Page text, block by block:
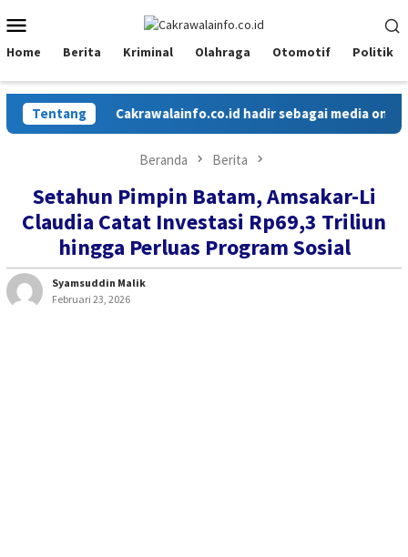
ke
kontenMobile
Home Berita Kriminal Olahraga Otomotif Politik
Tentang Cakrawalainfo.co.id hadir sebagai media online
Beranda Berita
Setahun Pimpin Batam, Amsakar-Li
Claudia Catat Investasi Rp69,3 Triliun
hingga Perluas Program Sosial
Syamsuddin Malik
Februari 23, 2026